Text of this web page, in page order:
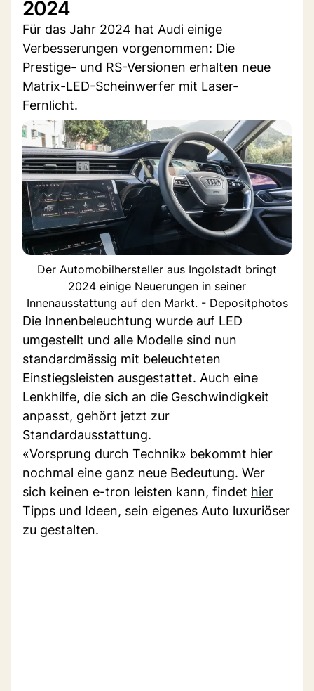
2024
Für das Jahr 2024 hat Audi einige
Verbesserungen vorgenommen: Die
Prestige- und RS-Versionen erhalten neue
Matrix-LED-Scheinwerfer mit Laser-
Fernlicht.
Der Automobilhersteller aus Ingolstadt bringt
2024 einige Neuerungen in seiner
Innenausstattung auf den Markt. - Depositphotos
Die Innenbeleuchtung wurde auf LED
umgestellt und alle Modelle sind nun
standardmässig mit beleuchteten
Einstiegsleisten ausgestattet. Auch eine
Lenkhilfe, die sich an die Geschwindigkeit
anpasst, gehört jetzt zur
Standardausstattung.
«Vorsprung durch Technik» bekommt hier
nochmal eine ganz neue Bedeutung. Wer
sich keinen e-tron leisten kann, findet hier
Tipps und Ideen, sein eigenes Auto luxuriöser
zu gestalten.